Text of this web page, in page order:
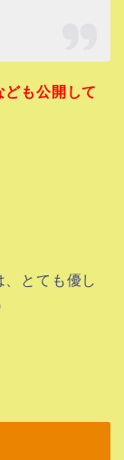
ども公開して
とても優し